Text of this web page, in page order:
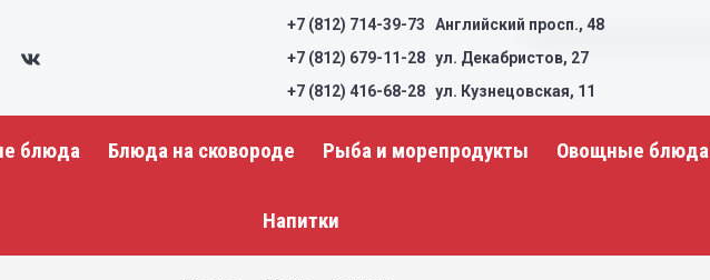
+7 (812) 714-39-73
Английский просп., 48
+7 (812) 679-11-28 ул. Декабристов, 27
+7 (812) 416-68-28 ул. Кузнецовская, 11
блюда Блюда на сковороде Рыба и морепродукты Овощные блюда
Напитки